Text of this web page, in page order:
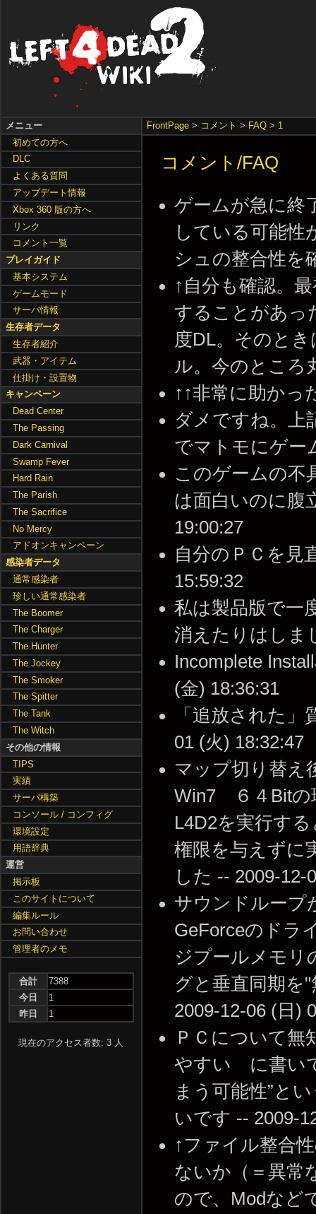
FrontPage > コメント > FAQ > 1
コメント/FAQ
ゲームが急に終
している可能性
シュの整合性を
↑自分も確認。
することがあっ
度DL。そのと
ル。今のところ
↑↑非常に助かっ
ダメですね。上
でマトモにゲー
このゲームの
は面白いのに腹
19:00:27
自分のＰＣを見
15:59:32
私は製品版で一
消えたりはしま
Incomplete
(金) 18:36:31
「追放された
01 (火) 18:32:47
マップ切り替え
Win7 ６４Bitの
L4D2を実行す
権限を与えずに
した -- 2009-12-
サウンドループ
GeForceのドラ
ジプールメモリ
グと垂直同期を
2009-12-06 (日)
ＰＣについて無
やすい に書い
まう可能性”と
いです -- 2009-
↑ファイル整合
ないか（＝異常
ので、Modなど
メニュー
初めての方へ
DLC
よくある質問
アップデート情報
Xbox 360 版の方へ
リンク
コメント一覧
プレイガイド
基本システム
ゲームモード
サーバ情報
生存者データ
生存者紹介
武器・アイテム
仕掛け・設置物
キャンペーン
Dead Center
The Passing
Dark Carnival
Swamp Fever
Hard Rain
The Parish
The Sacrifice
No Mercy
アドオンキャンペーン
感染者データ
通常感染者
珍しい通常感染者
The Boomer
The Charger
The Hunter
The Jockey
The Smoker
The Spitter
The Tank
The Witch
その他の情報
TIPS
実績
サーバ構築
コンソール / コンフィグ
環境設定
用語辞典
運営
掲示板
このサイトについて
編集ルール
お問い合わせ
管理者のメモ
合計
7388
今日
1
昨日
1
現在のアクセス者数: 3 人